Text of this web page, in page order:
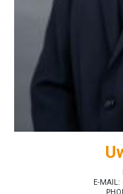
E-MAIL: